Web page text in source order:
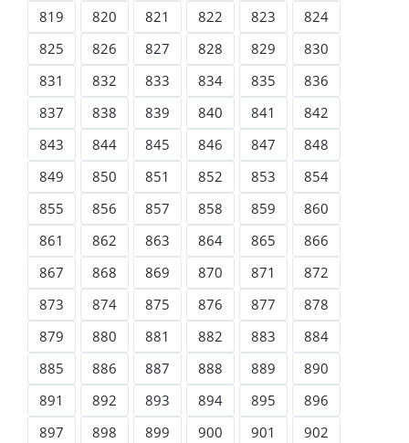
819
820 821 822 823
824
825
826 827 828 829
830
831
832 833 834 835
836
837
838 839 840 841
842
843
844 845 846 847
848
849
850 851 852 853
854
855
856 857 858 859
860
861
862 863 864 865
866
867
868 869 870 871
872
873
874 875 876 877
878
879
880 881 882 883
884
885
886 887 888 889
890
891
892 893 894 895
896
897
898 899 900 901
902